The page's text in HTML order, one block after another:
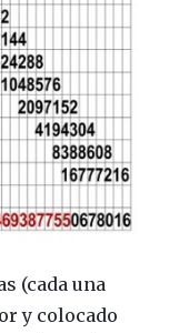
(cada una
y colocado